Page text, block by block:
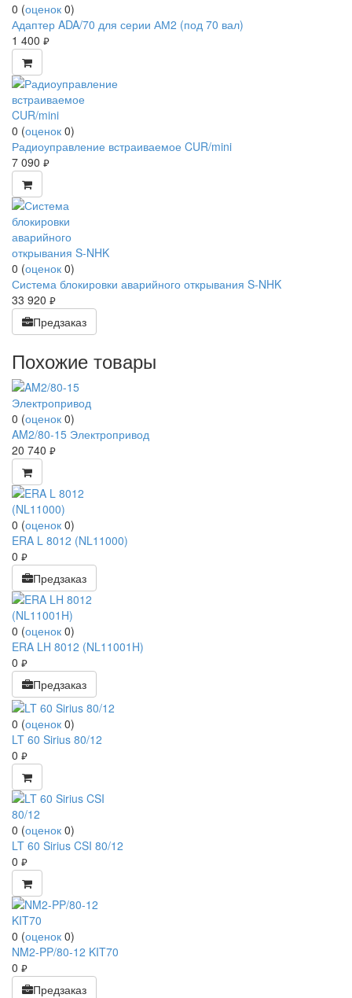
0 (оценок 0)
Адаптер ADA/70 для серии АМ2 (под 70 вал)
1 400 руб.
0 (оценок 0)
Радиоуправление встраиваемое CUR/mini
7 090 руб.
0 (оценок 0)
Система блокировки аварийного открывания S-NHK
33 920 руб.
Предзаказ
Похожие товары
0 (оценок 0)
AM2/80-15 Электропривод
20 740 руб.
0 (оценок 0)
ERA L 8012 (NL11000)
0 руб.
Предзаказ
0 (оценок 0)
ERA LH 8012 (NL11001H)
0 руб.
Предзаказ
0 (оценок 0)
LT 60 Sirius 80/12
0 руб.
0 (оценок 0)
LT 60 Sirius CSI 80/12
0 руб.
0 (оценок 0)
NM2-PP/80-12 KIT70
0 руб.
Предзаказ